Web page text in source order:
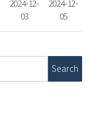
2024-12-
03
2024-12-
05
Search